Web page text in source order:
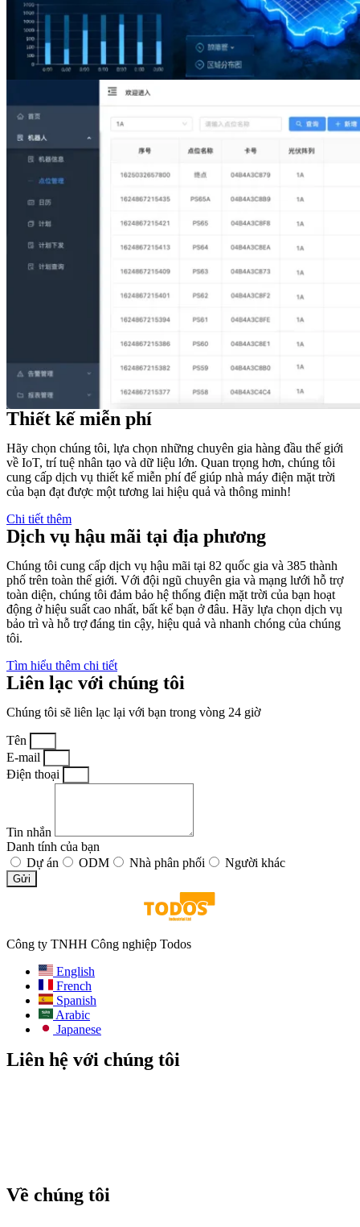
Thiết kế miễn phí
Hãy chọn chúng tôi, lựa chọn những chuyên gia hàng đầu thế giới
về IoT, trí tuệ nhân tạo và dữ liệu lớn. Quan trọng hơn, chúng tôi
cung cấp dịch vụ thiết kế miễn phí để giúp nhà máy điện mặt trời
của bạn đạt được một tương lai hiệu quả và thông minh!
Chi tiết thêm
Dịch vụ hậu mãi tại địa phương
Chúng tôi cung cấp dịch vụ hậu mãi tại 82 quốc gia và 385 thành
phố trên toàn thế giới. Với đội ngũ chuyên gia và mạng lưới hỗ trợ
toàn diện, chúng tôi đảm bảo hệ thống điện mặt trời của bạn hoạt
động ở hiệu suất cao nhất, bất kể bạn ở đâu. Hãy lựa chọn dịch vụ
bảo trì và hỗ trợ đáng tin cậy, hiệu quả và nhanh chóng của chúng
tôi.
Tìm hiểu thêm chi tiết
Liên lạc với chúng tôi
Chúng tôi sẽ liên lạc lại với bạn trong vòng 24 giờ
Tên
E-mail
Điện thoại
Tin nhắn
Danh tính của bạn
Dự án
ODM Nhà phân phối Người khác
Gửi
Công ty TNHH Công nghiệp Todos
English
French
Spanish
Arabic
Japanese
Liên hệ với chúng tôi
Về chúng tôi